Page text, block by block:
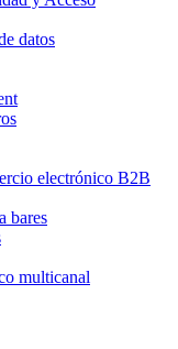
datos
electrónico B2B
bares
multicanal